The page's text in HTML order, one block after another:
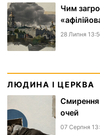
Чим
28 Липня
ЛЮДИНА І ЦЕРКВА
Смирення
очей
07 Серпня